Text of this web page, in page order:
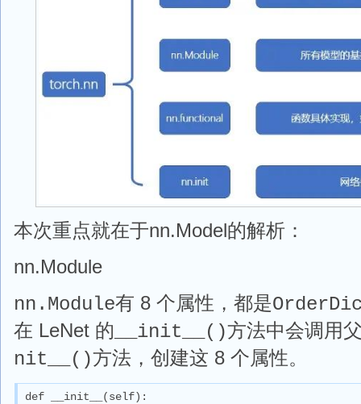
本次重点就在于nn.Model的解析：
nn.Module
nn.Module有 8 个属性，都是
在 LeNet 的 __init__()方法中会调用
nit__()方法，创建这 8 个属性。
def __init__(self):